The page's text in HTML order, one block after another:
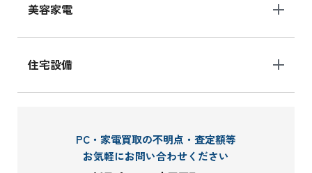
美容家電
住宅設備
PC・家電買取の不明点・査定額等
お気軽にお問い合わせください